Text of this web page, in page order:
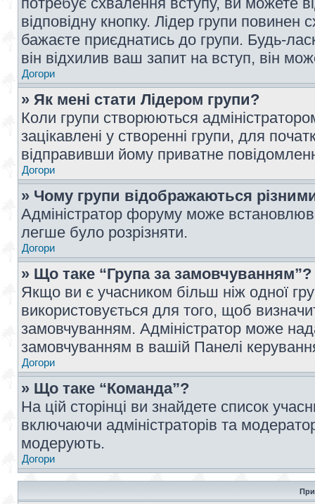
відповідну кнопку. Лідер групи
бажаєте приєднатись до групи. Будь-
він відхилив ваш запит на вступ, він
Догори
» Як мені стати Лідером групи?
Коли групи створюються
зацікавлені у створенні групи, для
відправивши йому приватне
Догори
» Чому групи відображаються
Адміністратор форуму може
легше було розрізняти.
Догори
» Що таке “Група за замовчуванням”?
Якщо ви є учасником більш ніж одної
використовується для того, щоб
замовчуванням. Адміністратор може
замовчуванням в вашій Панелі
Догори
» Що таке “Команда”?
На цій сторінці ви знайдете список
включаючи адміністраторів та
модерують.
Догори